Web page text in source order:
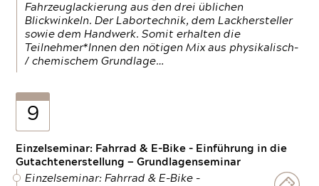
Fahrzeuglackierung aus den drei üblichen
Blickwinkeln. Der Labortechnik, dem Lackhersteller
sowie dem Handwerk. Somit erhalten die
Teilnehmer*Innen den nötigen Mix aus physikalisch-
/ chemischem Grundlage…
9
Einzelseminar: Fahrrad & E-Bike - Einführung in die
Gutachtenerstellung — Grundlagenseminar
Einzelseminar: Fahrrad & E-Bike -